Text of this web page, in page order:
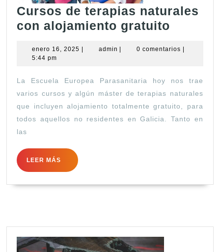
Cursos de terapias naturales
con alojamiento gratuito
con
gratuito
enero 16, 2025 enero
admin admin 0 comentarios
5:44 pm
La Escuela Europea Parasanitaria hoy nos trae
varios cursos y algún máster de terapias naturales
que incluyen alojamiento totalmente gratuito, para
todos aquellos no residentes en Galicia. Tanto en
las
LEER MÁS
LEER
MÁS